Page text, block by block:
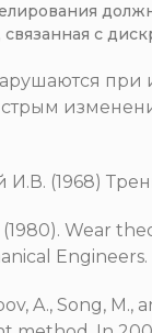
связанная с
при
И.В. (1968)
(1980). Wear
Engineers.
A., Song,